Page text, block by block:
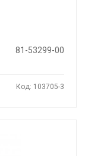
81-53299-00
Код: 103705-3